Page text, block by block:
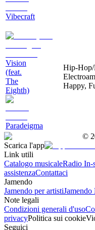
Vibecraft
Vision
(feat.
The
Eighth)
Paradeigma
Hip-Hop/
Happy,
©
Scarica l'app
Link utili
Catalogo musicaleRadio In-
assistenzaContattaci
Jamendo
Jamendo per artistiJamendo
Note legali
Condizioni generali d'uso
privacyPolitica sui cookie
Seguici